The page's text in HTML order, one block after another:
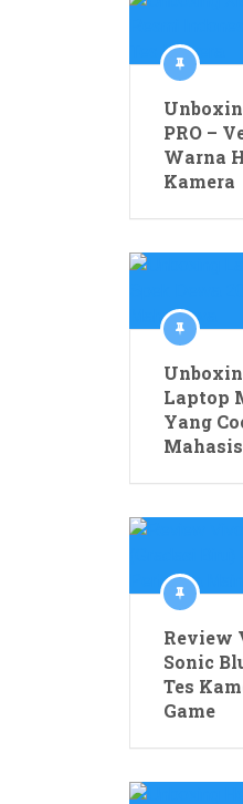
PRO –
Warna
Kamera
Laptop
Yang
Review
Sonic
Tes
Game